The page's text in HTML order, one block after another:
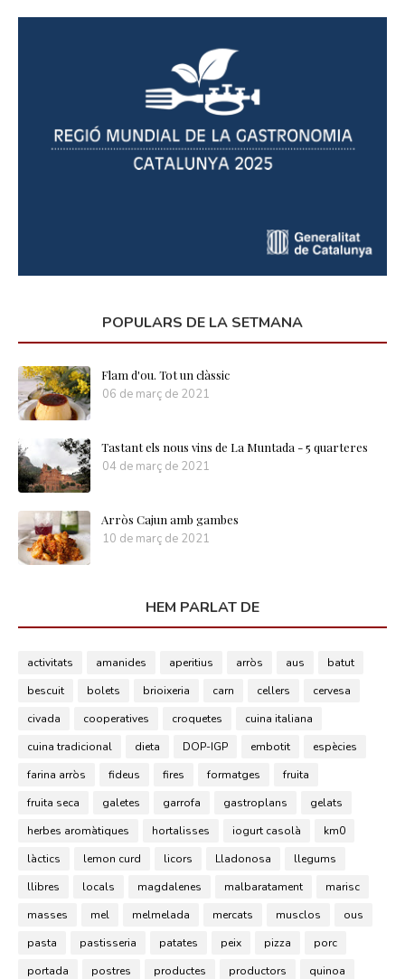
POPULARS DE LA SETMANA
Flam d'ou. Tot un clàssic
06 de març de 2021
Tastant els nous vins de La Muntada - 5 quarteres
04 de març de 2021
Arròs Cajun amb gambes
10 de març de 2021
HEM PARLAT DE
activitats amanides aperitius arròs aus
batut
bescuit
bolets brioixeria carn cellers
cervesa
civada
cooperatives croquetes
cuina italiana
cuina tradicional
dieta DOP-IGP embotit
espècies
farina arròs
fideus fires formatges
fruita
fruita seca
galetes garrofa gastroplans
gelats
herbes aromàtiques
hortalisses iogurt casolà
km0
làctics
lemon curd licors Lladonosa
llegums
llibres
locals magdalenes malbaratament
marisc
masses
mel melmelada mercats musclos
ous
pasta
pastisseria patates peix pizza
porc
portada
postres productes productors quinoa